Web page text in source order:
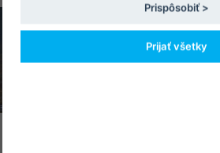
Prispôsobiť >
Prijať všetky